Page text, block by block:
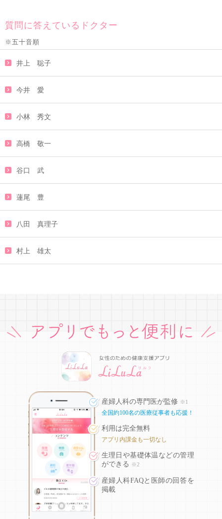
質問に答えているドクター
※五十音順
井上 聡子
今井 愛
小林 秀文
高橋 敬一
谷口 武
蓮尾 豊
八田 真理子
村上 雄太
産婦人科の専門医が監修 ※1
全国約100名の医療従事者も応援！
利用は完全無料
アプリ内課金も一切なし
生理日や基礎体温などの管理
ができる
※2
産婦人科FAQと医師の回答を
掲載